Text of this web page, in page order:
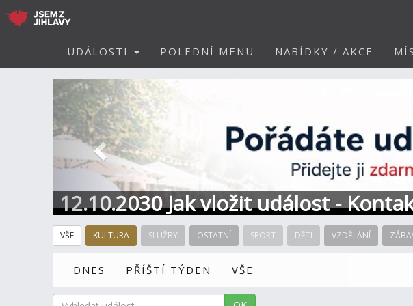
UDÁLOSTI POLEDNÍ MENU NABÍDKY / AKCE
12.10.2030 Jak vložit událost -
Předchozí
VŠE KULTURA SLUŽBY OSTATNÍ SPORT DĚTI VZDĚLÁNÍ
DNES PŘÍŠTÍ TÝDEN VŠE